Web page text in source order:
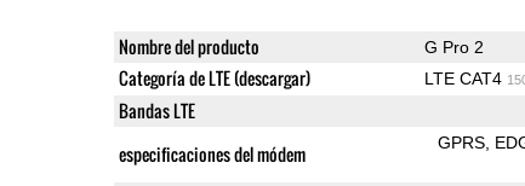
Nombre del producto G Pro 2
Categoría de LTE (descargar) LTE CAT4
Bandas LTE
especificaciones del módem GPRS